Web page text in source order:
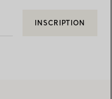
INSCRIPTION